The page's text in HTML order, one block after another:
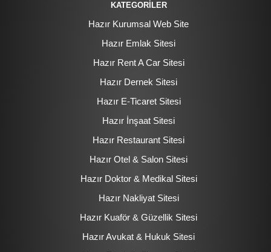
KATEGORİLER
Hazır Kurumsal Web Site
Hazır Emlak Sitesi
Hazır Rent A Car Sitesi
Hazır Dernek Sitesi
Hazır E-Ticaret Sitesi
Hazır İnşaat Sitesi
Hazır Restaurant Sitesi
Hazır Otel & Salon Sitesi
Hazır Doktor & Medikal Sitesi
Hazır Nakliyat Sitesi
Hazır Kuaför & Güzellik Sitesi
Hazır Avukat & Hukuk Sitesi